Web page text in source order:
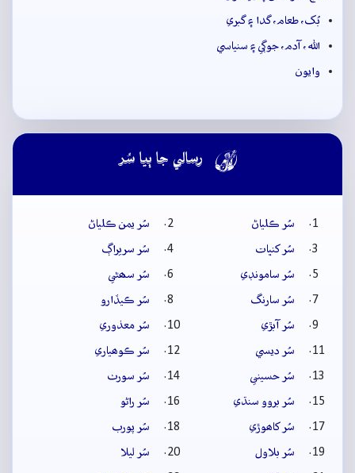
بُک، طعام، گدا ۽ گبري
الله، آدم، جوڳي ۽ سنياسي
وايون
 رسالي جا ٻيا سُر
سُر ڪلياڻ
سُر يمن ڪلياڻ
سُر کنڀات
سُر سريراڳ
سُر سامونڊي
سُر سھڻي
سُر سارنگ
سُر ڪيڏارو
سُر آبڙي
سُر معذوري
سُر ديسي
سُر ڪوھياري
سُر حسيني
سُر سورٺ
سُر بروو سنڌي
سُر راڻو
سُر کاھوڙي
سُر پورب
سُر بلاول
سُر ليلا